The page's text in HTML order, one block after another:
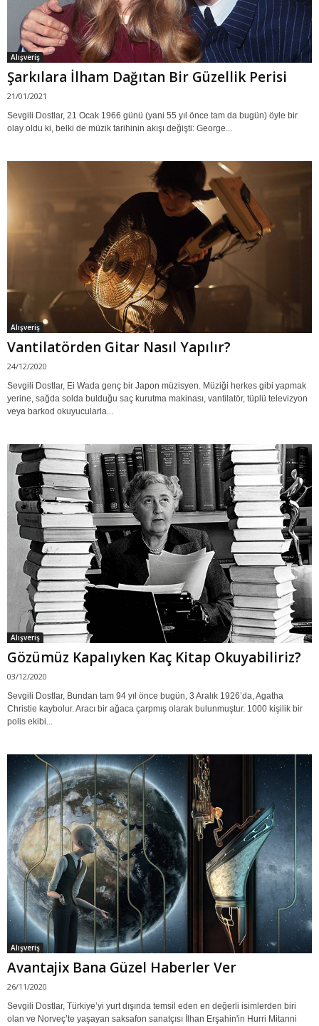
Alışveriş
Şarkılara İlham Dağıtan Bir Güzellik Perisi
21/01/2021
Sevgili Dostlar, 21 Ocak 1966 günü (yani 55 yıl önce tam da bugün) öyle bir
olay oldu ki, belki de müzik tarihinin akışı değişti: George...
Alışveriş
Vantilatörden Gitar Nasıl Yapılır?
24/12/2020
Sevgili Dostlar, Ei Wada genç bir Japon müzisyen. Müziği herkes gibi yapmak
yerine, sağda solda bulduğu saç kurutma makinası, vantilatör, tüplü televizyon
veya barkod okuyucularla...
Alışveriş
Gözümüz Kapalıyken Kaç Kitap Okuyabiliriz?
03/12/2020
Sevgili Dostlar, Bundan tam 94 yıl önce bugün, 3 Aralık 1926’da, Agatha
Christie kaybolur. Aracı bir ağaca çarpmış olarak bulunmuştur. 1000 kişilik bir
polis ekibi...
Alışveriş
Avantajix Bana Güzel Haberler Ver
26/11/2020
Sevgili Dostlar, Türkiye’yi yurt dışında temsil eden en değerli isimlerden biri
olan ve Norveç’te yaşayan saksafon sanatçısı İlhan Erşahin'in Hurri Mitanni